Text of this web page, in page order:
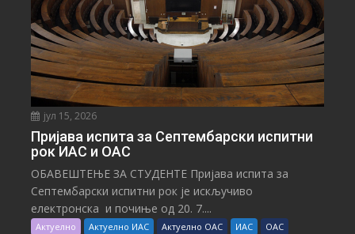
јул 15, 2026
Пријава испита за Септембарски испитни
рок ИАС и ОАС
ОБАВЕШТЕЊЕ ЗА СТУДЕНТЕ Пријава испита за
Септембарски испитни рок је искључиво
електронска и почиње од 20. 7....
Актуелно Актуелно ИАС Актуелно ОАС ИАС ОАС